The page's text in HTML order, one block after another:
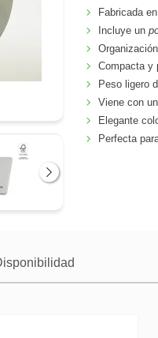
Siguiente
Fabricada en
Incluye un
Compacta y
Peso ligero
Viene con
Elegante
Perfecta